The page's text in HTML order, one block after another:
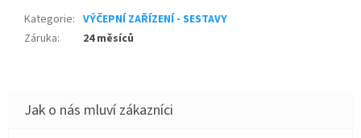
Kategorie: VÝČEPNÍ ZAŘÍZENÍ - SESTAVY
Záruka: 24 měsíců